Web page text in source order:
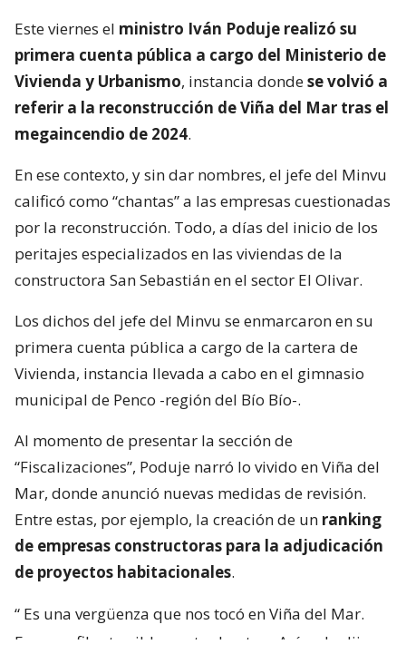
Este viernes el ministro Iván Poduje realizó su
primera cuenta pública a cargo del Ministerio de
Vivienda y Urbanismo, instancia dondese volvió a
referir a la reconstrucción de Viña del Mar tras el
megaincendio de 2024.
En ese contexto, y sin dar nombres, el jefe del Minvu
calificó como “chantas” a las empresas cuestionadas
por la reconstrucción. Todo, a días del inicio de los
peritajes especializados en las viviendas de la
constructora San Sebastián en el sector El Olivar.
Los dichos del jefe del Minvu se enmarcaron en su
primera cuenta pública a cargo de la cartera de
Vivienda, instancia llevada a cabo en el gimnasio
municipal de Penco -región del Bío Bío-.
Al momento de presentar la sección de
“Fiscalizaciones”, Poduje narró lo vivido en Viña del
Mar, donde anunció nuevas medidas de revisión.
Entre estas, por ejemplo, la creación de un ranking
de empresas constructoras para la adjudicación
de proyectos habitacionales.
“ Es una vergüenza que nos tocó en Viña del Mar.
Eran perfiles terriblemente chantas
. Así yo lo dije.